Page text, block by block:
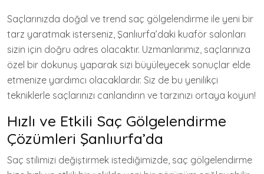
Saçlarınızda doğal ve trend saç gölgelendirme ile yeni bir
tarz yaratmak isterseniz, Şanlıurfa’daki kuaför salonları
sizin için doğru adres olacaktır. Uzmanlarımız, saçlarınıza
özel bir dokunuş yaparak sizi büyüleyecek sonuçlar elde
etmenize yardımcı olacaklardır. Siz de bu yenilikçi
tekniklerle saçlarınızı canlandırın ve tarzınızı ortaya koyun!
Hızlı ve Etkili Saç Gölgelendirme
Çözümleri Şanlıurfa’da
Saç stilimizi değiştirmek istediğimizde, saç gölgelendirme